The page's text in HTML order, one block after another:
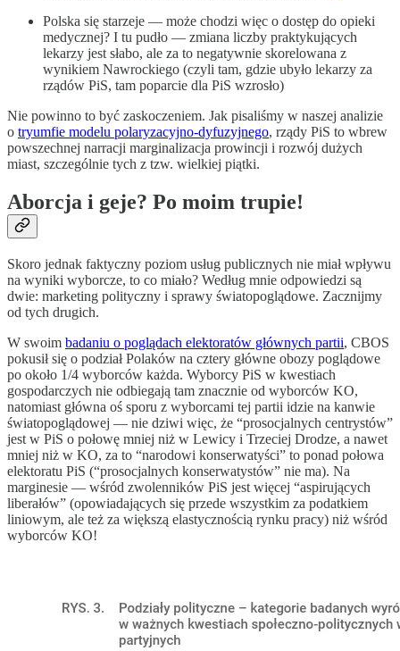
Polska się starzeje — może chodzi więc o dostęp do opieki
medycznej? I tu pudło — zmiana liczby praktykujących
lekarzy jest słabo, ale za to negatywnie skorelowana z
wynikiem Nawrockiego (czyli tam, gdzie ubyło lekarzy za
rządów PiS, tam poparcie dla PiS wzrosło)
Nie powinno to być zaskoczeniem. Jak pisaliśmy w naszej analizie
o tryumfie modelu polaryzacyjno-dyfuzyjnego, rządy PiS to wbrew
powszechnej narracji marginalizacja prowincji i rozwój dużych
miast, szczególnie tych z tzw. wielkiej piątki.
Aborcja i geje? Po moim trupie!
Skoro jednak faktyczny poziom usług publicznych nie miał wpływu
na wyniki wyborcze, to co miało? Według mnie odpowiedzi są
dwie: marketing polityczny i sprawy światopoglądowe. Zacznijmy
od tych drugich.
W swoim badaniu o poglądach elektoratów głównych partii, CBOS
pokusił się o podział Polaków na cztery główne obozy poglądowe
po około 1/4 wyborców każda. Wyborcy PiS w kwestiach
gospodarczych nie odbiegają tam znacznie od wyborców KO,
natomiast główna oś sporu z wyborcami tej partii idzie na kanwie
światopoglądowej — nie dziwi więc, że “prosocjalnych centrystów”
jest w PiS o połowę mniej niż w Lewicy i Trzeciej Drodze, a nawet
mniej niż w KO, za to “narodowi konserwatyści” to ponad połowa
elektoratu PiS (“prosocjalnych konserwatystów” nie ma). Na
marginesie — wśród zwolenników PiS jest więcej “aspirujących
liberałów” (opowiadających się przede wszystkim za podatkiem
liniowym, ale też za większą elastycznością rynku pracy) niż wśród
wyborców KO!